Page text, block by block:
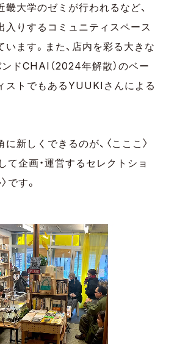
大学のゼミが行われるなど、
入りするコミュニティスペース
います。また、店内を彩る大きな
ドCHAI（2024年解散）のベー
ストでもあるYUUKIさんによる
新しくできるのが、〈こここ〉
て企画・運営するセレクトショ
です。